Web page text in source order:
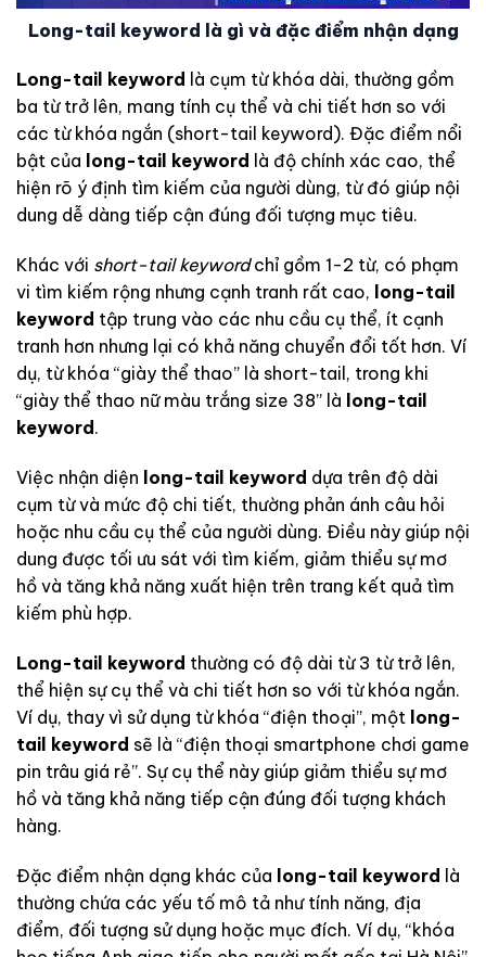
Long-tail keyword là gì và đặc điểm nhận dạng
Long-tail keyword là cụm từ khóa dài, thường gồm
ba từ trở lên, mang tính cụ thể và chi tiết hơn so với
các từ khóa ngắn (short-tail keyword). Đặc điểm nổi
bật của long-tail keyword là độ chính xác cao, thể
hiện rõ ý định tìm kiếm của người dùng, từ đó giúp nội
dung dễ dàng tiếp cận đúng đối tượng mục tiêu.
Khác với short-tail keywordchỉ gồm 1-2 từ, có phạm
vi tìm kiếm rộng nhưng cạnh tranh rất cao, long-tail
keyword tập trung vào các nhu cầu cụ thể, ít cạnh
tranh hơn nhưng lại có khả năng chuyển đổi tốt hơn. Ví
dụ, từ khóa “giày thể thao” là short-tail, trong khi
“giày thể thao nữ màu trắng size 38” là long-tail
keyword .
Việc nhận diện long-tail keyword dựa trên độ dài
cụm từ và mức độ chi tiết, thường phản ánh câu hỏi
hoặc nhu cầu cụ thể của người dùng. Điều này giúp nội
dung được tối ưu sát với tìm kiếm, giảm thiểu sự mơ
hồ và tăng khả năng xuất hiện trên trang kết quả tìm
kiếm phù hợp.
Long-tail keyword thường có độ dài từ 3 từ trở lên,
thể hiện sự cụ thể và chi tiết hơn so với từ khóa ngắn.
Ví dụ, thay vì sử dụng từ khóa “điện thoại”, một long-
tail keyword sẽ là “điện thoại smartphone chơi game
pin trâu giá rẻ”. Sự cụ thể này giúp giảm thiểu sự mơ
hồ và tăng khả năng tiếp cận đúng đối tượng khách
hàng.
Đặc điểm nhận dạng khác của long-tail keyword là
thường chứa các yếu tố mô tả như tính năng, địa
điểm, đối tượng sử dụng hoặc mục đích. Ví dụ, “khóa